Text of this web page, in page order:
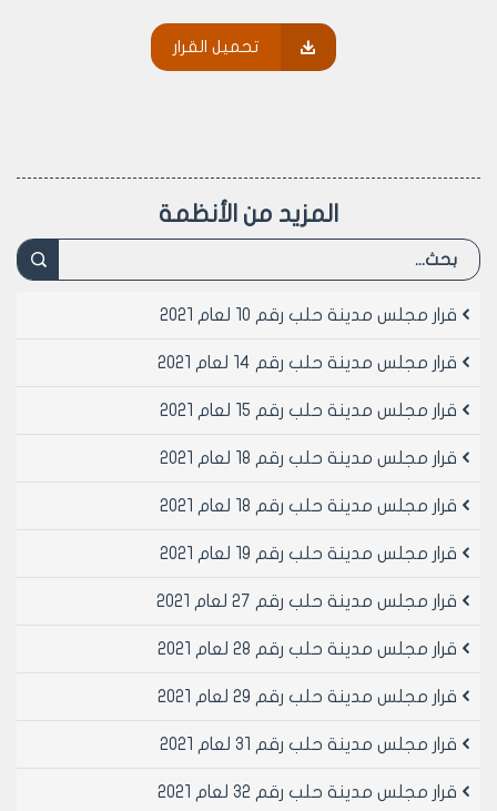
رئيس مجلس مدينة حلب
تحميل القرار
المزيد من الأنظمة
قرار مجلس مدينة حلب رقم 10 لعام 2021
قرار مجلس مدينة حلب رقم 14 لعام 2021
قرار مجلس مدينة حلب رقم 15 لعام 2021
قرار مجلس مدينة حلب رقم 18 لعام 2021
قرار مجلس مدينة حلب رقم 18 لعام 2021
قرار مجلس مدينة حلب رقم 19 لعام 2021
قرار مجلس مدينة حلب رقم 27 لعام 2021
قرار مجلس مدينة حلب رقم 28 لعام 2021
قرار مجلس مدينة حلب رقم 29 لعام 2021
قرار مجلس مدينة حلب رقم 31 لعام 2021
قرار مجلس مدينة حلب رقم 32 لعام 2021